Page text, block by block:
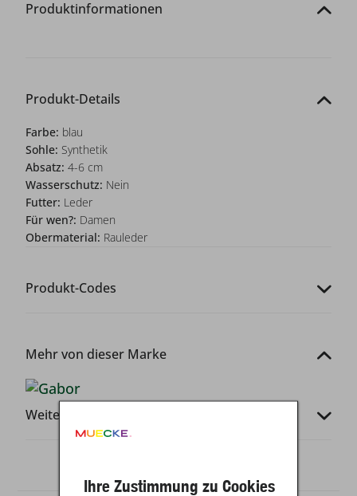
Produktinformationen
Produkt-Details
Farbe: blau
Sohle: Synthetik
Absatz: 4-6 cm
Wasserschutz: Nein
Futter: Leder
Für wen?: Damen
Obermaterial: Rauleder
Produkt-Codes
Mehr von dieser Marke
Weitere Infos
Ihre Zustimmung zu Cookies